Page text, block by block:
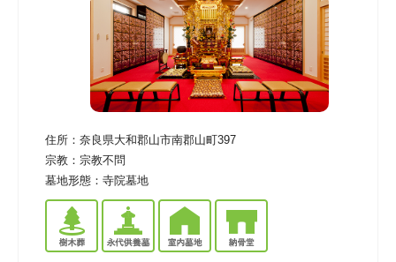
住所： 奈良県大和郡山市南郡山町397
宗教： 宗教不問
墓地形態： 寺院墓地